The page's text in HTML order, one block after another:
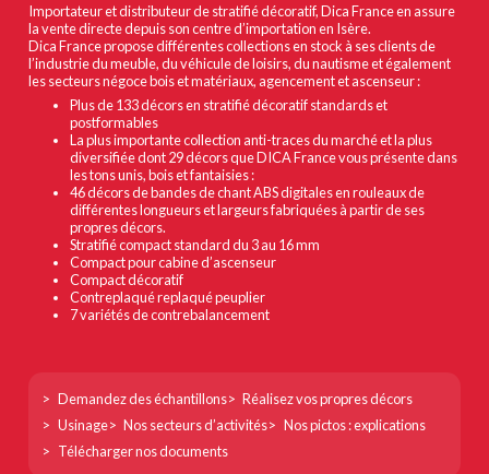
Importateur et distributeur de stratifié décoratif, Dica France en assure
la vente directe depuis son centre d’importation en Isère.
Dica France propose différentes collections en stock à ses clients de
l’industrie du meuble, du véhicule de loisirs, du nautisme et également
les secteurs négoce bois et matériaux, agencement et ascenseur :
Plus de 133 décors en stratifié décoratif standards et
postformables
La plus importante collection anti-traces du marché et la plus
diversifiée dont 29 décors que DICA France vous présente dans
les tons unis, bois et fantaisies :
46 décors de bandes de chant ABS digitales en rouleaux de
différentes longueurs et largeurs fabriquées à partir de ses
propres décors.
Stratifié compact standard du 3 au 16 mm
Compact pour cabine d’ascenseur
Compact décoratif
Contreplaqué replaqué peuplier
7 variétés de contrebalancement
Footer
col
Demandez des échantillons
Réalisez vos propres décors
Usinage
Nos secteurs d’activités
Nos pictos : explications
Télécharger nos documents